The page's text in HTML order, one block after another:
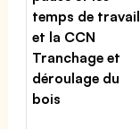
temps de travail
et la CCN
Tranchage et
déroulage du
bois